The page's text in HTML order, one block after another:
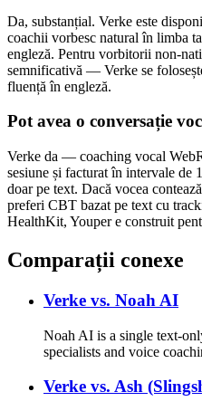
Da, substanțial. Verke este
coachii vorbesc natural în limba
engleză. Pentru vorbitorii non-
semnificativă — Verke se
fluență în engleză.
Pot avea o conversație
Verke da — coaching vocal
sesiune și facturat în intervale de
doar pe text. Dacă vocea
preferi CBT bazat pe text cu
HealthKit, Youper e construit
Comparații conexe
Verke vs. Noah AI
Noah AI is a single text-
specialists and voice
Verke vs. Ash